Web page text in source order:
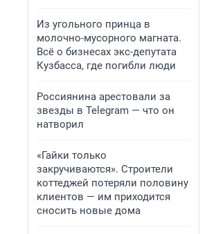
Из угольного принца в
молочно-мусорного магната.
Всё о бизнесах экс-депутата
Кузбасса, где погибли люди
Россиянина арестовали за
звезды в Telegram — что он
натворил
«Гайки только
закручиваются». Строители
коттеджей потеряли половину
клиентов — им приходится
сносить новые дома